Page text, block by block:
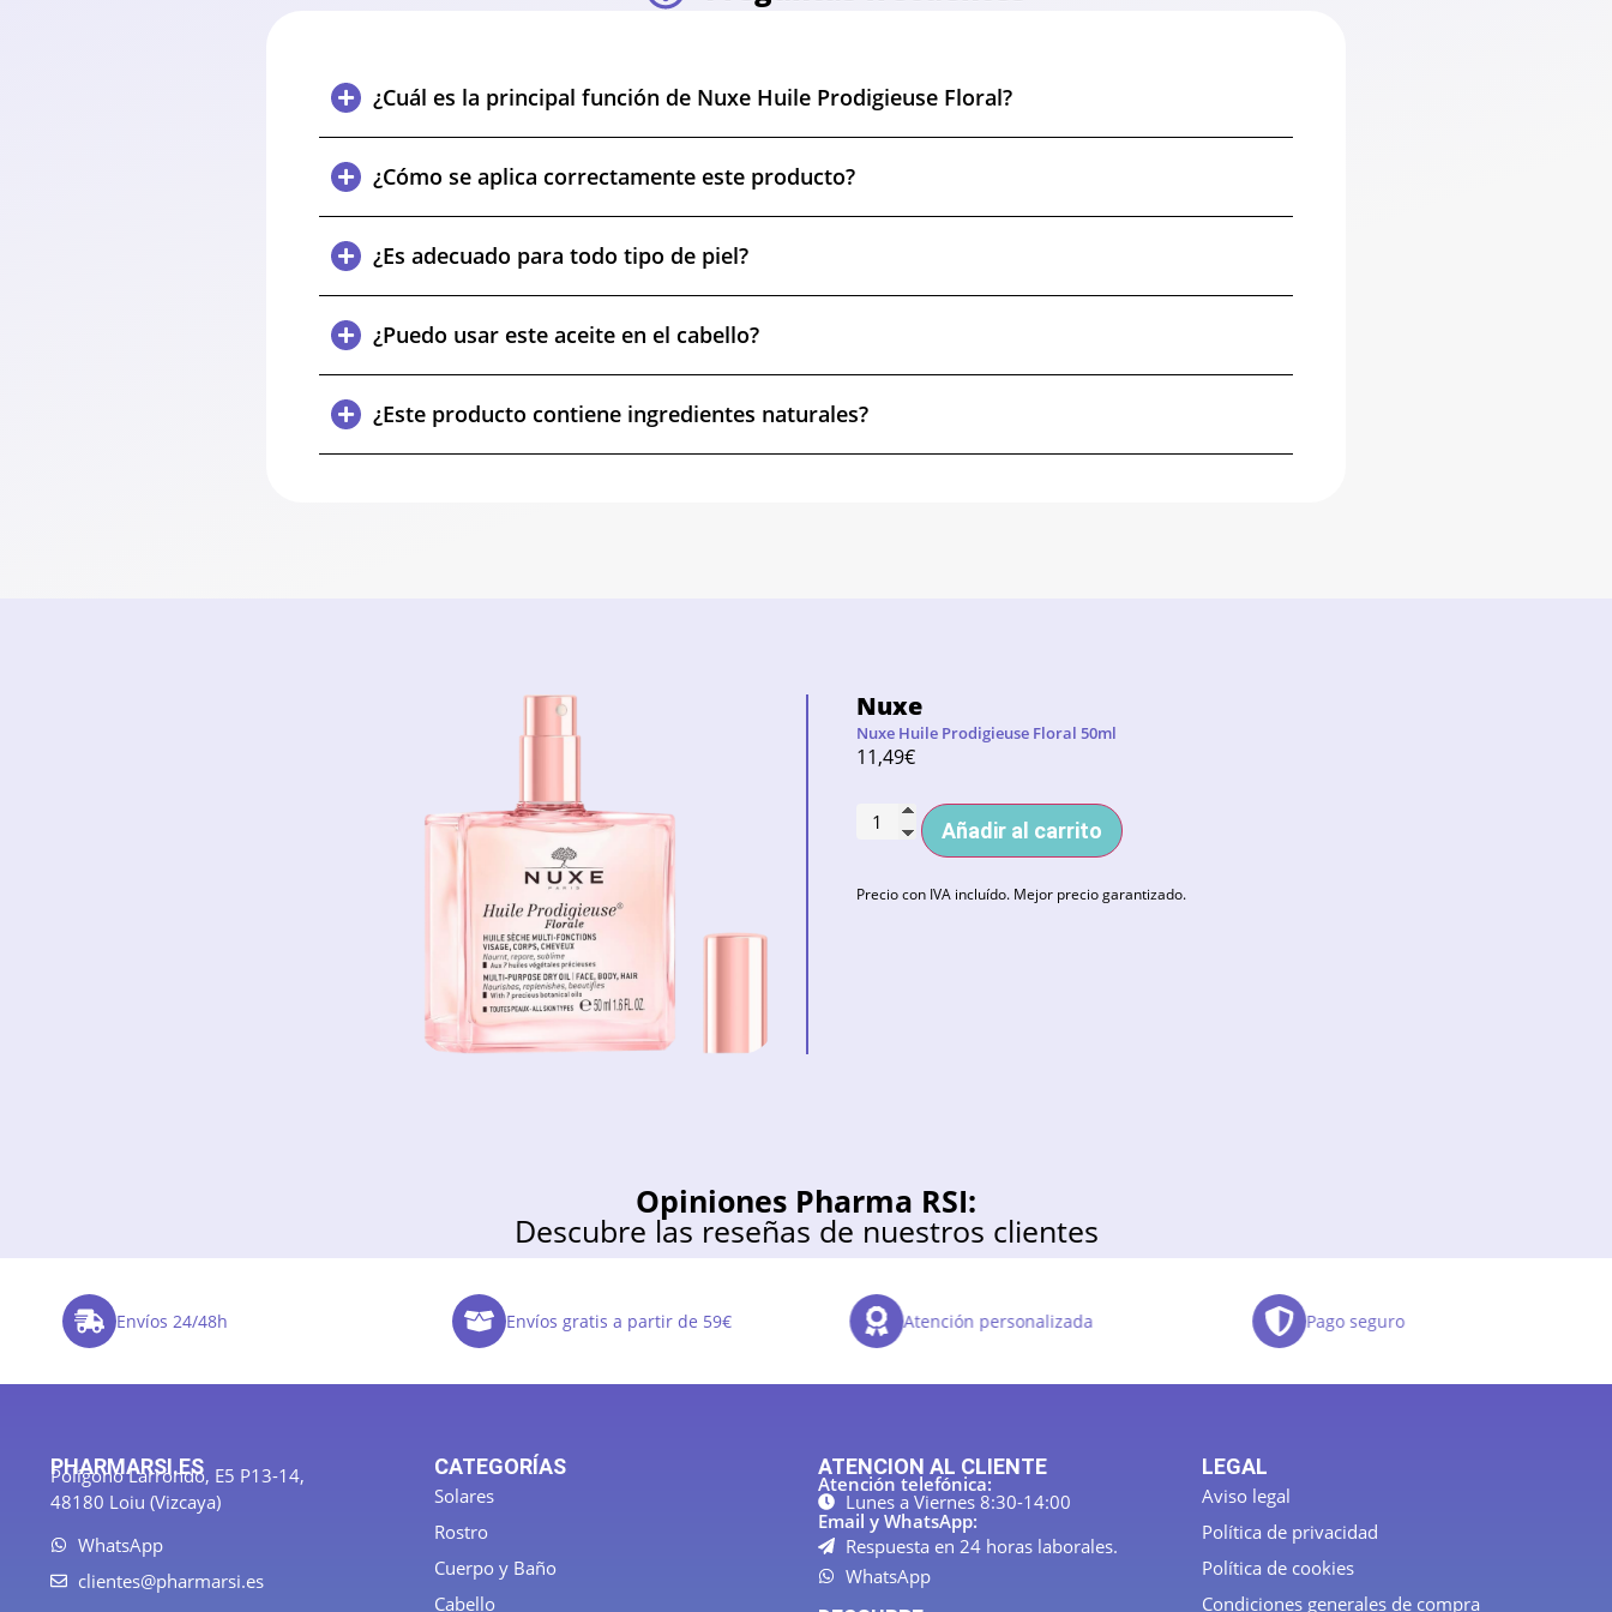
¿Cuál es la principal función de Nuxe Huile Prodigieuse Floral?
¿Cómo se aplica correctamente este producto?
¿Es adecuado para todo tipo de piel?
¿Puedo usar este aceite en el cabello?
¿Este producto contiene ingredientes naturales?
Nuxe
Nuxe Huile Prodigieuse Floral 50ml
11,49€
Añadir al carrito
Precio con IVA incluído. Mejor precio garantizado.
Opiniones Pharma RSI:
Descubre las reseñas de nuestros clientes
Envíos 24/48h Envíos gratis a partir de 59€ Atención personalizada Pago seguro
PHARMARSI.ES
Polígono Larrondo, E5 P13-14,
48180 Loiu (Vizcaya)
WhatsApp
clientes@pharmarsi.es
CATEGORÍAS
Solares
Rostro
Cuerpo y Baño
Cabello
ATENCION AL CLIENTE
Atención telefónica:
Lunes a Viernes 8:30-14:00
Email y WhatsApp:
Respuesta en 24 horas laborales.
WhatsApp
LEGAL
Aviso legal
Política de privacidad
Política de cookies
Condiciones generales de compra